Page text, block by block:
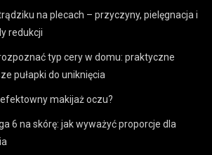
na plecach – przyczyny, pielęgnacja i
redukcji
typ cery w domu: praktyczne
pułapki do uniknięcia
makijaż oczu?
6 na skórę: jak wyważyć proporcje dla